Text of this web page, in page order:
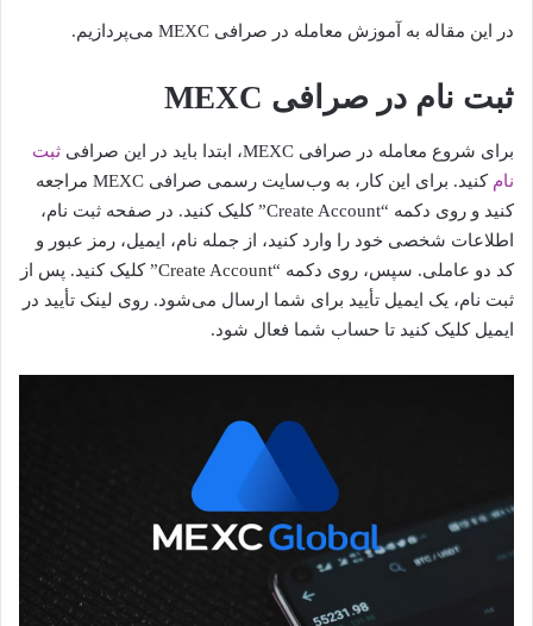
در این مقاله به آموزش معامله در صرافی MEXC می‌پردازیم.
ثبت نام در صرافی MEXC
برای شروع معامله در صرافی MEXC، ابتدا باید در این صرافی
ثبت
نام
کنید. برای این کار، به وب‌سایت رسمی صرافی MEXC مراجعه
کنید و روی دکمه “Create Account” کلیک کنید. در صفحه ثبت نام،
اطلاعات شخصی خود را وارد کنید، از جمله نام، ایمیل، رمز عبور و
کد دو عاملی. سپس، روی دکمه “Create Account” کلیک کنید. پس از
ثبت نام، یک ایمیل تأیید برای شما ارسال می‌شود. روی لینک تأیید در
ایمیل کلیک کنید تا حساب شما فعال شود.